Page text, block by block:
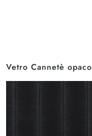
Vetro Cannetè opaco